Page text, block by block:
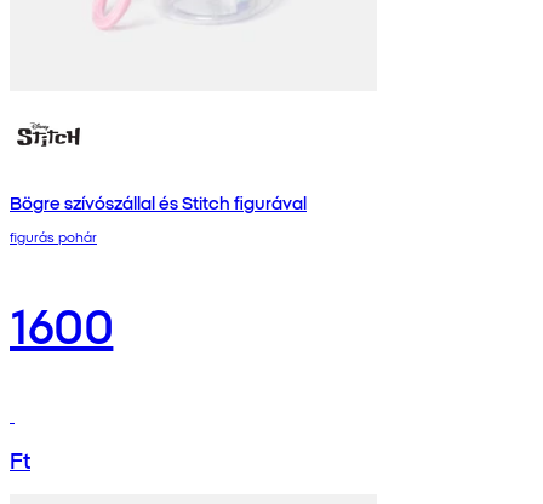
Bögre szívószállal és Stitch figurával
figurás pohár
1600
Ft